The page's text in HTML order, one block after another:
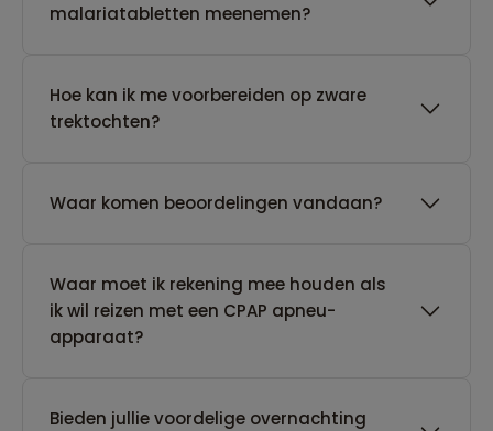
malariatabletten meenemen?
Hoe kan ik me voorbereiden op zware
trektochten?
Waar komen beoordelingen vandaan?
Waar moet ik rekening mee houden als
ik wil reizen met een CPAP apneu-
apparaat?
Bieden jullie voordelige overnachting